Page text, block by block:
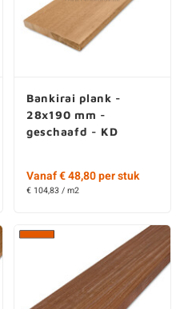
Bankirai plank -
28x190 mm -
geschaafd - KD
Vanaf € 48,80 per stuk
€ 104,83 / m2